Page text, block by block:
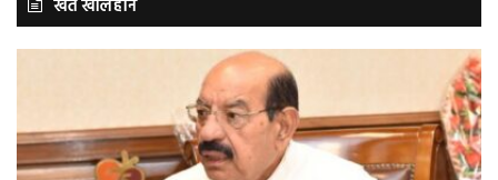
खेत खलिहान